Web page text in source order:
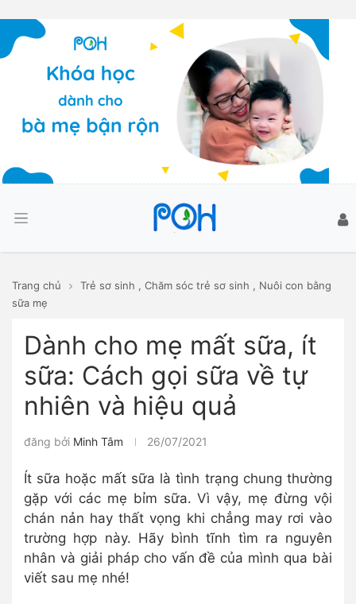
Trang chủ Trẻ sơ sinh , Chăm sóc trẻ sơ sinh , Nuôi con bằng
sữa mẹ
Dành cho mẹ mất sữa, ít
sữa: Cách gọi sữa về tự
nhiên và hiệu quả
đăng bởi Minh Tâm 26/07/2021
Ít sữa hoặc mất sữa là tình trạng chung thường
gặp với các mẹ bỉm sữa. Vì vậy, mẹ đừng vội
chán nản hay thất vọng khi chẳng may rơi vào
trường hợp này. Hãy bình tĩnh tìm ra nguyên
nhân và giải pháp cho vấn đề của mình qua bài
viết sau mẹ nhé!